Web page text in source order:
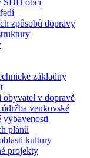
SDH obcí
způsobů dopravy
základny
obyvatel v dopravě
venkovské
vybavenosti
plánů
kultury
projekty